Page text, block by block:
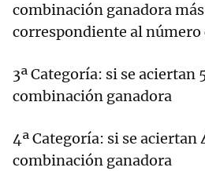
combinación ganadora
correspondiente al
3ª Categoría: si se aciertan
combinación ganadora
4ª Categoría: si se aciertan
combinación ganadora